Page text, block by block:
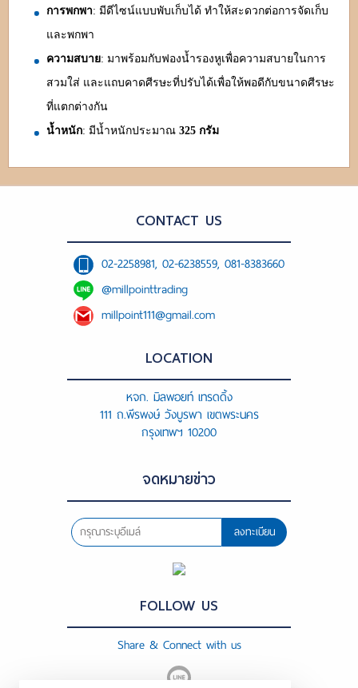
การพกพา: มีดีไซน์แบบพับเก็บได้ ทำให้สะดวกต่อการจัดเก็บ
และพกพา
ความสบาย: มาพร้อมกับฟองน้ำรองหูเพื่อความสบายในการ
สวมใส่ และแถบคาดศีรษะที่ปรับได้เพื่อให้พอดีกับขนาดศีรษะ
ที่แตกต่างกัน
น้ำหนัก: มีน้ำหนักประมาณ 325 กรัม
CONTACT US
02-2258981, 02-6238559, 081-8383660
@millpointtrading
millpoint111@gmail.com
LOCATION
หจก. มิลพอยท์ เทรดดิ้ง
111 ถ.พีรพงษ์ วังบูรพา เขตพระนคร
กรุงเทพฯ 10200
จดหมายข่าว
ลงทะเบียน
FOLLOW US
Share & Connect with us